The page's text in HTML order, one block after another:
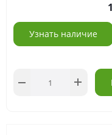
Узнать наличие